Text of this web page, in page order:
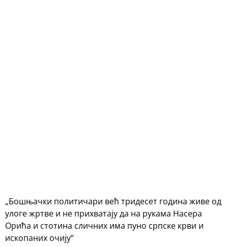
„Бошњачки политичари већ тридесет година живе од
улоге жртве и не прихватају да на рукама Насера
Орића и стотина сличних има пуно српске крви и
ископаних очију“